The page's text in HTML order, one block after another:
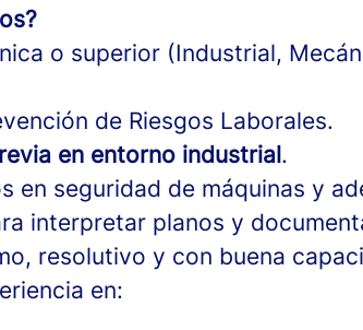
o superior (Industrial,
de Riesgos Laborales.
en entorno industrial.
en seguridad de máquinas y
interpretar planos y
resolutivo y con buena
en: